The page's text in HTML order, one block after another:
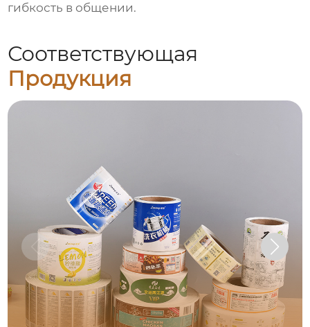
гибкость в общении.
Соответствующая
Продукция